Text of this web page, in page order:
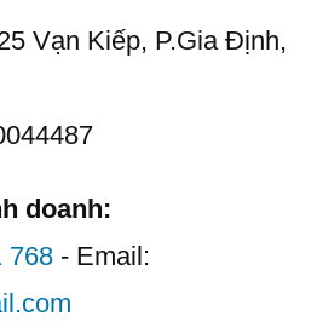
Vạn Kiếp, P.Gia Định,
doanh:
768 - Email: